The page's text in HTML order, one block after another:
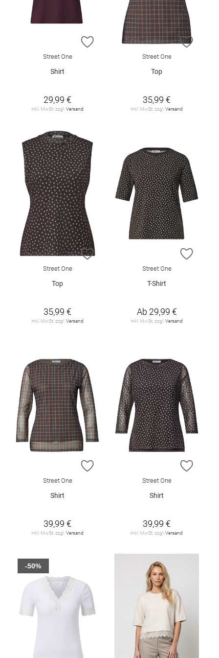
ZUR WUNSCHLISTE HINZUFÜGEN
Street One
Shirt
29,99 €
inkl. MwSt. zzgl. Versand
ZUR
Street One
Top
35,99 €
inkl. MwSt. zzgl. Versand
ZUR WUNSCHLISTE HINZUFÜGEN
Street One
Top
35,99 €
inkl. MwSt. zzgl. Versand
ZUR
Street One
T-Shirt
Ab 29,99 €
inkl. MwSt. zzgl. Versand
ZUR WUNSCHLISTE HINZUFÜGEN
Street One
Shirt
39,99 €
inkl. MwSt. zzgl. Versand
ZUR
Street One
Shirt
39,99 €
inkl. MwSt. zzgl. Versand
-50%